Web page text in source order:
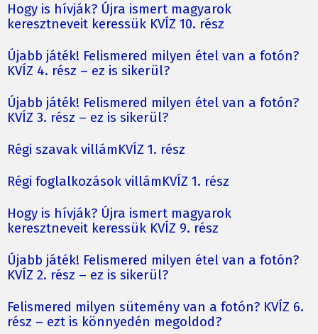
Hogy is hívják? Újra ismert magyarok
keresztneveit keressük KVÍZ 10. rész
Újabb játék! Felismered milyen étel van a fotón?
KVÍZ 4. rész – ez is sikerül?
Újabb játék! Felismered milyen étel van a fotón?
KVÍZ 3. rész – ez is sikerül?
Régi szavak villámKVÍZ 1. rész
Régi foglalkozások villámKVÍZ 1. rész
Hogy is hívják? Újra ismert magyarok
keresztneveit keressük KVÍZ 9. rész
Újabb játék! Felismered milyen étel van a fotón?
KVÍZ 2. rész – ez is sikerül?
Felismered milyen sütemény van a fotón? KVÍZ 6.
rész – ezt is könnyedén megoldod?